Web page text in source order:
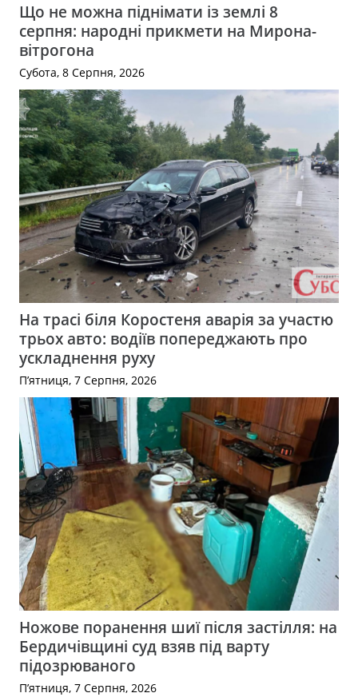
Що не можна піднімати із землі 8
серпня: народні прикмети на Мирона-
вітрогона
Субота, 8 Серпня, 2026
На трасі біля Коростеня аварія за участю
трьох авто: водіїв попереджають про
ускладнення руху
П’ятниця, 7 Серпня, 2026
Ножове поранення шиї після застілля: на
Бердичівщині суд взяв під варту
підозрюваного
П’ятниця, 7 Серпня, 2026